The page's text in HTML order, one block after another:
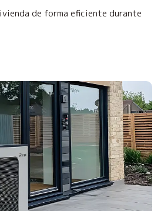
de forma eficiente durante